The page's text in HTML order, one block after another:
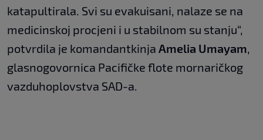
katapultirala. Svi su evakuisani, nalaze se na
medicinskoj procjeni i u stabilnom su stanju“,
potvrdila je komandantkinja Amelia Umayam,
glasnogovornica Pacifičke flote mornaričkog
vazduhoplovstva SAD-a.